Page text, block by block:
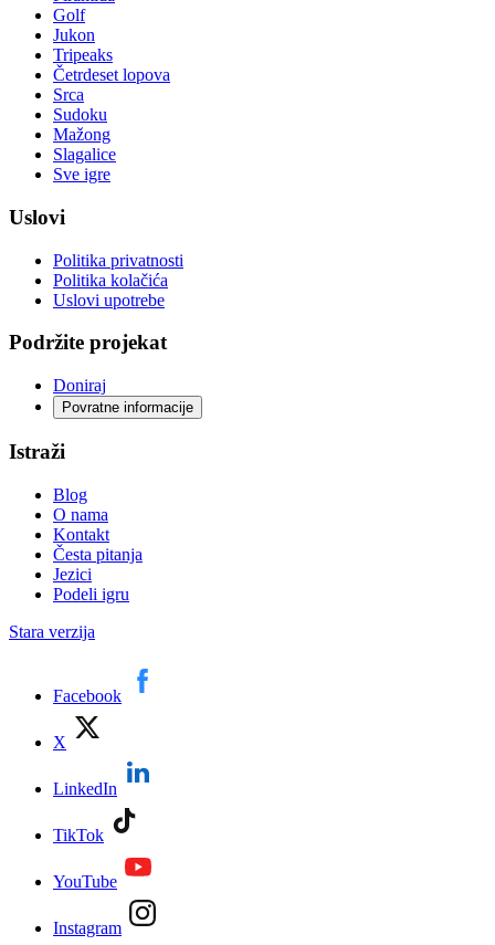
Golf
Jukon
Tripeaks
Četrdeset lopova
Srca
Sudoku
Mažong
Slagalice
Sve igre
Uslovi
Politika privatnosti
Politika kolačića
Uslovi upotrebe
Podržite projekat
Doniraj
Povratne informacije
Istraži
Blog
O nama
Kontakt
Česta pitanja
Jezici
Podeli igru
Stara verzija
Facebook
X
LinkedIn
TikTok
YouTube
Instagram